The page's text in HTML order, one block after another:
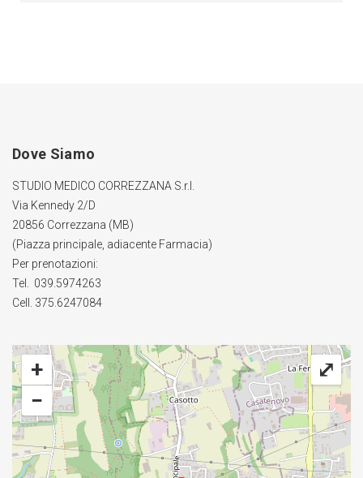
Dove Siamo
STUDIO MEDICO CORREZZANA S.r.l.
Via Kennedy 2/D
20856 Correzzana (MB)
(Piazza principale, adiacente Farmacia)
Per prenotazioni:
Tel. 039.5974263
Cell. 375.6247084
+
−
⤢